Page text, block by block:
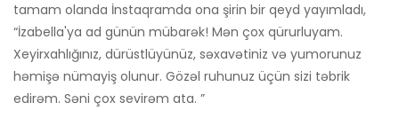
tamam olanda İnstaqramda ona şirin bir qeyd yayımladı,
“İzabella'ya ad günün mübarək! Mən çox qürurluyam.
Xeyirxahlığınız, dürüstlüyünüz, səxavətiniz və yumorunuz
həmişə nümayiş olunur. Gözəl ruhunuz üçün sizi təbrik
edirəm. Səni çox sevirəm ata. ”